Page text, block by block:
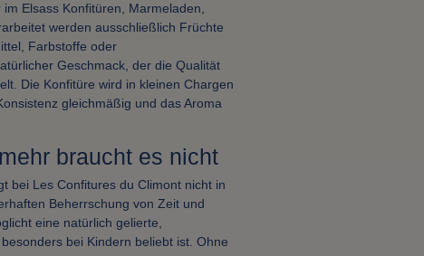
Elsass Konfitüren, Marmeladen,
werden ausschließlich Früchte
Farbstoffe oder
Geschmack, der die Qualität
Die Konfitüre wird in kleinen Chargen
gleichmäßig und das Aroma
braucht es nicht
bei Les Confitures du Climont nicht in
Beherrschung von Zeit und
eine natürlich gelierte,
bei Kindern beliebt ist. Ohne